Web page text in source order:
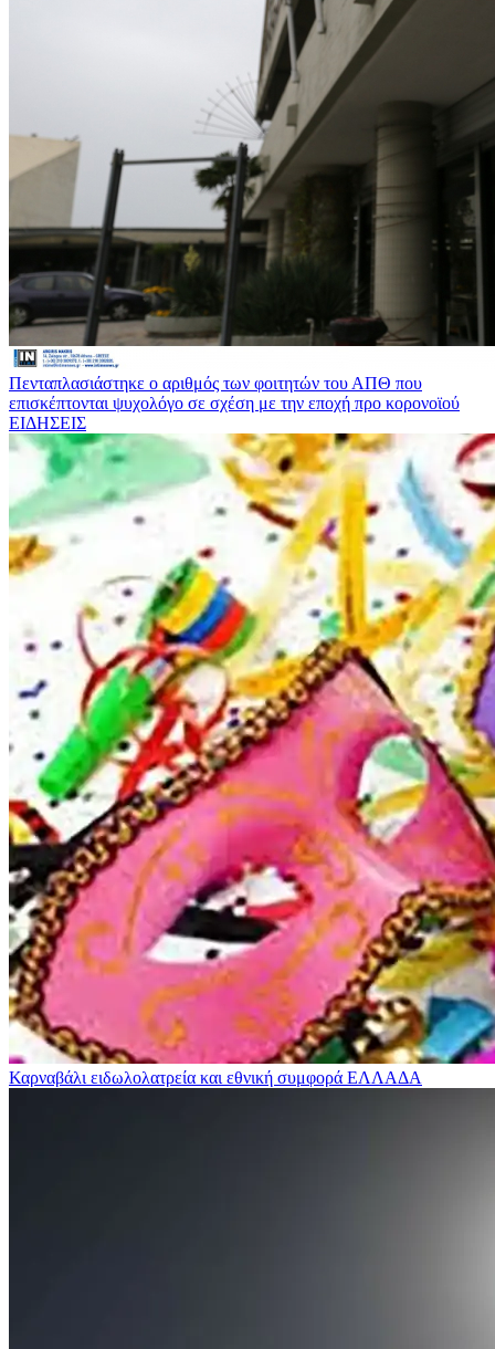
Πενταπλασιάστηκε ο αριθμός των φοιτητών του ΑΠΘ που
επισκέπτονται ψυχολόγο σε σχέση με την εποχή προ κορονοϊού
ΕΙΔΗΣΕΙΣ
Καρναβάλι ειδωλολατρεία και εθνική συμφορά ΕΛΛΑΔΑ